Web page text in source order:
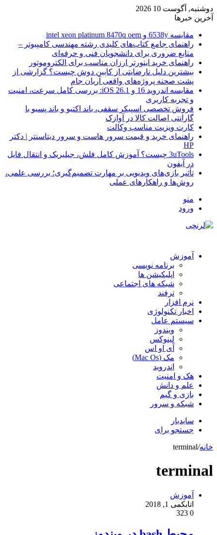
دوشنبه, آگوست 10 2026
آخرین خبرها
مقایسه 6538y و intel xeon platinum 8470q oem
راهنمای جامع کتاب‌های کلیدی رشته مهندسی کامپیوتر –
منابع ضروری برای دانشجویان فنی و حرفه‌ای
راهنمای خرید اینورتر ارزان مناسب برای الکتروموتور
بیشترین دلیل نارضایتی از کابین دوش چیست؟ گزارشی از
پشت صحنه پروژه‌های واقعی آریان جام
مقایسه اندروید 16 و iOS 26.1: بررسی کامل سرعت، امنیت
و تجربه کاربری
فروش تخصصی اسپیکر سقفی، باند اکتیو و باند پسیو با
گارانتی اصالت کالا در آوازک
کارت ویزیت مناسب وکالت
راهنمای خرید و قیمت سرور هاست و سرور دیتاسنتر | دکتر
HP
3uTools چیست؟ آموزش کامل فلش، جیلبریک و انتقال فایل
در آیفون
تأثیر بازی‌های ویدیویی بر مهارت تصمیم‌گیری؛ بررسی علمی،
روش‌ها و راهکارهای عملی
منو
ورود
آموزش
برنامه نویسی
اپلیکیشن ها
شبکه های اجتماعی
ترفند
نرم افزار
اخبار تکنولوژی
سیستم عامل
ویندوز
لینوکس
آی او اس
مک (Mac Os)
اندروید
هک و امنیت
علم و دانش
بازی و گیم
شبکه و سرور
سایدبار
جستجو برای
خانه/
terminal
terminal
آموزش
اتابکمی 1, 2018
0